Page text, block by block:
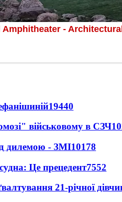
19440
військовому в СЗЧ
дилемою - ЗМІ10178
Це прецедент7552
21-річної